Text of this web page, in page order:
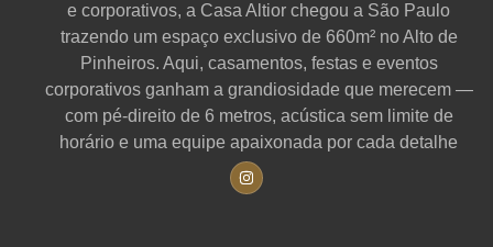
e corporativos, a Casa Altior chegou a São Paulo
trazendo um espaço exclusivo de 660m² no Alto de
Pinheiros. Aqui, casamentos, festas e eventos
corporativos ganham a grandiosidade que merecem —
com pé-direito de 6 metros, acústica sem limite de
horário e uma equipe apaixonada por cada detalhe